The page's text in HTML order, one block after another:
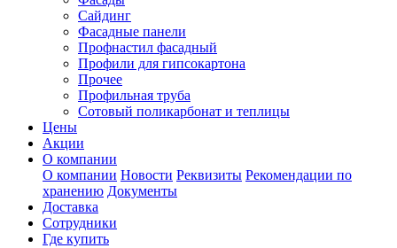
Сайдинг
Фасадные панели
Профнастил фасадный
Профили для гипсокартона
Прочее
Профильная труба
Сотовый поликарбонат и теплицы
Цены
Акции
О компании
О компании Новости Реквизиты Рекомендации по
хранению Документы
Доставка
Сотрудники
Где купить